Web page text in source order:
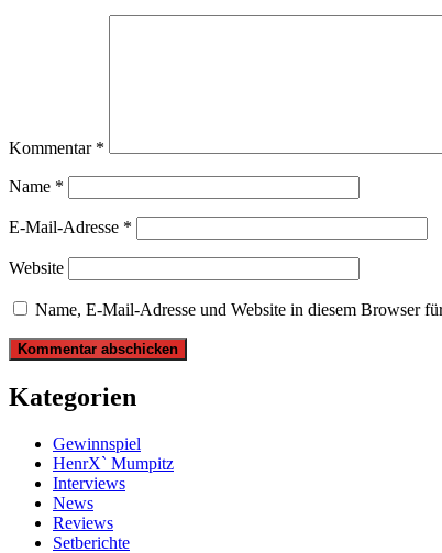
Kommentar *
Name *
E-Mail-Adresse *
Website
Name, E-Mail-Adresse und Website in diesem Browser
Kategorien
Gewinnspiel
HenrX` Mumpitz
Interviews
News
Reviews
Setberichte